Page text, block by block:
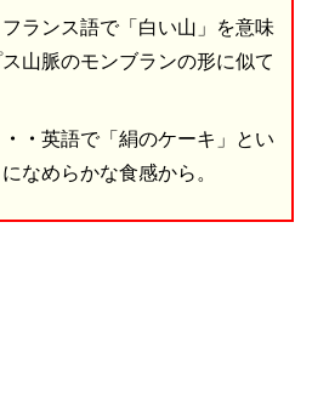
フランス語で「白い山」を意味
山脈のモンブランの形に似て
・ 英語で「絹のケーキ」とい
なめらかな食感から。